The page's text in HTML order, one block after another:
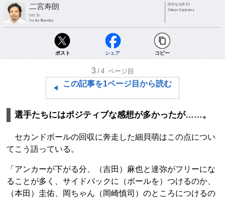
二宮寿朗
text by
Toshio Ninomiya
photograph by
Takuya Sugiyama
ポスト シェア コピー
3 /4 ページ目
この記事を1ページ目から読む
選手たちにはポジティブな感想が多かったが……。
セカンドボールの回収に奔走した細貝萌はこの点につい
てこう語っている。
「アンカーが下がる分、（吉田）麻也と達弥がフリーにな
ることが多く、サイドバックに（ボールを）つけるのか、
（本田）圭佑、岡ちゃん（岡崎慎司）のところにつけるの